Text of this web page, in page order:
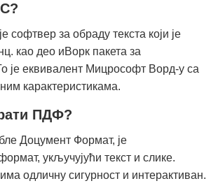
за обраду текста који је
као део иВорк пакета за
је еквивалент Мицрософт Ворд-у са
карактеристикама.
ПДФ?
Доцумент Формат, је
укључујући текст и слике.
одличну сигурност и интерактиван.